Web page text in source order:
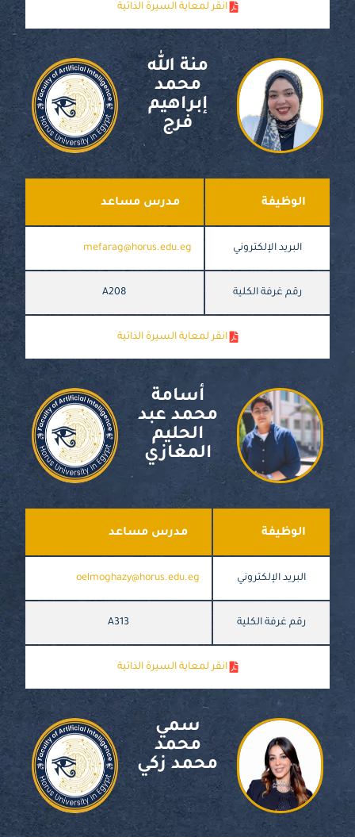
انقر لمعاية السيرة الذاتية
منة الله
محمد
إبراهيم
فرج
الوظيفة مدرس مساعد
البريد الإلكتروني mefarag@horus.edu.eg
رقم غرفة الكلية A208
انقر لمعاية السيرة الذاتية
أسامة
محمد عبد
الحليم
المغازي
الوظيفة مدرس مساعد
البريد الإلكتروني oelmoghazy@horus.edu.eg
رقم غرفة الكلية A313
انقر لمعاية السيرة الذاتية
سمي
محمد
محمد زكي